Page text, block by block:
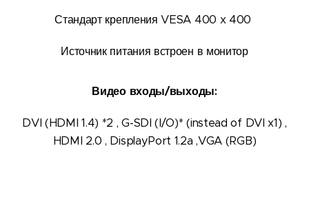
Стандарт крепления VESA 400 x 400
Источник питания встроен в монитор
Видео входы/выходы:
DVI (HDMI 1.4) *2 , G-SDI (I/O)* (instead of DVI x1) ,
HDMI 2.0 , DisplayPort 1.2a ,VGA (RGB)